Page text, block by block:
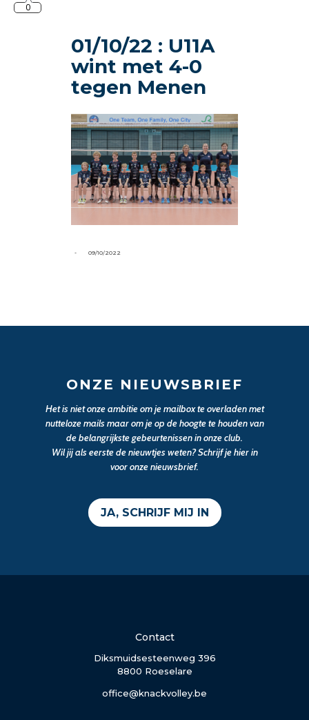
0
01/10/22 : U11A
wint met 4-0
tegen Menen
- 09/10/2022
ONZE NIEUWSBRIEF
Het is niet onze ambitie om je mailbox te overladen met
nutteloze mails maar om je op de hoogte te houden van
de belangrijkste gebeurtenissen in onze club.
Wil jij als eerste de nieuwtjes weten? Schrijf je hier in
voor onze nieuwsbrief.
JA, SCHRIJF MIJ IN
Contact
Diksmuidsesteenweg 396
8800 Roeselare
office@knackvolley.be